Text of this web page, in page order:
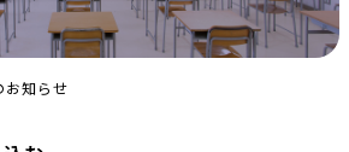
お知らせ